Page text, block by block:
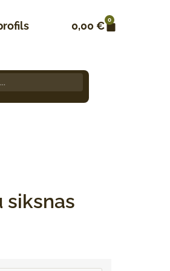
0,00€ 0
siksnas